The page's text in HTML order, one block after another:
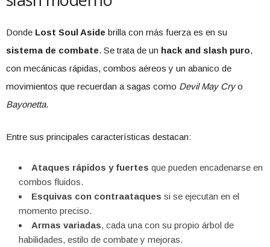
Donde Lost Soul Aside brilla con más fuerza es en su
sistema de combate. Se trata de un hack and slash puro,
con mecánicas rápidas, combos aéreos y un abanico de
movimientos que recuerdan a sagas como Devil May Cryo
Bayonetta.
Entre sus principales características destacan:
Ataques rápidos y fuertes que pueden encadenarse en
combos fluidos.
Esquivas con contraataques si se ejecutan en el
momento preciso.
Armas variadas, cada una con su propio árbol de
habilidades, estilo de combate y mejoras.